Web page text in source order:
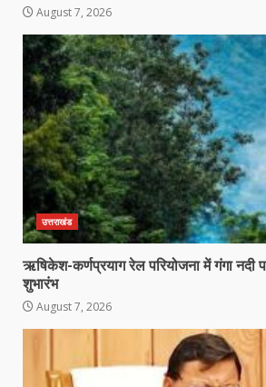
August 7, 2026
उत्तराखंड
ऋषिकेश-कर्णप्रयाग रेल परियोजना में गंगा नदी
शुभारंभ
August 7, 2026